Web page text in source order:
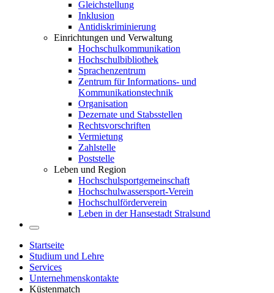
Gleichstellung
Inklusion
Antidiskriminierung
Einrichtungen und Verwaltung
Hochschulkommunikation
Hochschulbibliothek
Sprachenzentrum
Zentrum für Informations- und
Kommunikationstechnik
Organisation
Dezernate und Stabsstellen
Rechtsvorschriften
Vermietung
Zahlstelle
Poststelle
Leben und Region
Hochschulsportgemeinschaft
Hochschulwassersport-Verein
Hochschulförderverein
Leben in der Hansestadt Stralsund
Startseite
Studium und Lehre
Services
Unternehmenskontakte
Küstenmatch